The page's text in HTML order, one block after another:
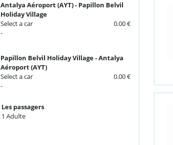
Antalya Aéroport (AYT)- Papillon Belvil
Holiday Village
Select a car
0.00 €
-
Papillon Belvil Holiday Village-Antalya
Aéroport (AYT)
Select a car
0.00 €
-
Les passagers
1 Adulte